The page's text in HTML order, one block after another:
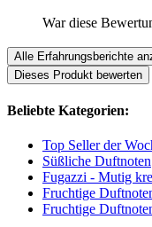
War diese
Alle Erfahrungsberichte
Dieses Produkt bewerten
Beliebte Kategorien:
Top Seller der
Süßliche Duftnoten
Fugazzi - Mutig
Fruchtige
Fruchtige